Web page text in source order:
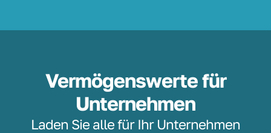
Vermögenswerte für
Unternehmen
Laden Sie alle für Ihr Unternehmen